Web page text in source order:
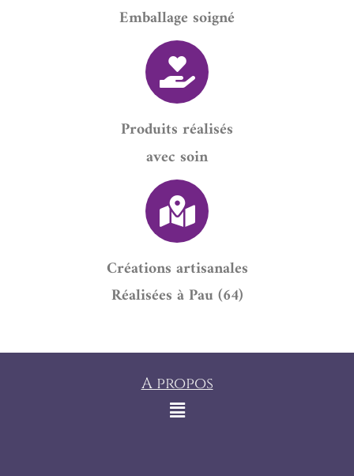
Emballage soigné
Produits réalisés
avec soin
Créations artisanales
Réalisées à Pau (64)
A propos